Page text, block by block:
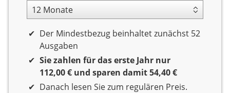
12 Monate Laufzeit
Der Mindestbezug beinhaltet zunächst 52
Ausgaben
Sie zahlen für das erste Jahr nur
112,00 € und sparen damit 54,40 €
Danach lesen Sie zum regulären Preis.